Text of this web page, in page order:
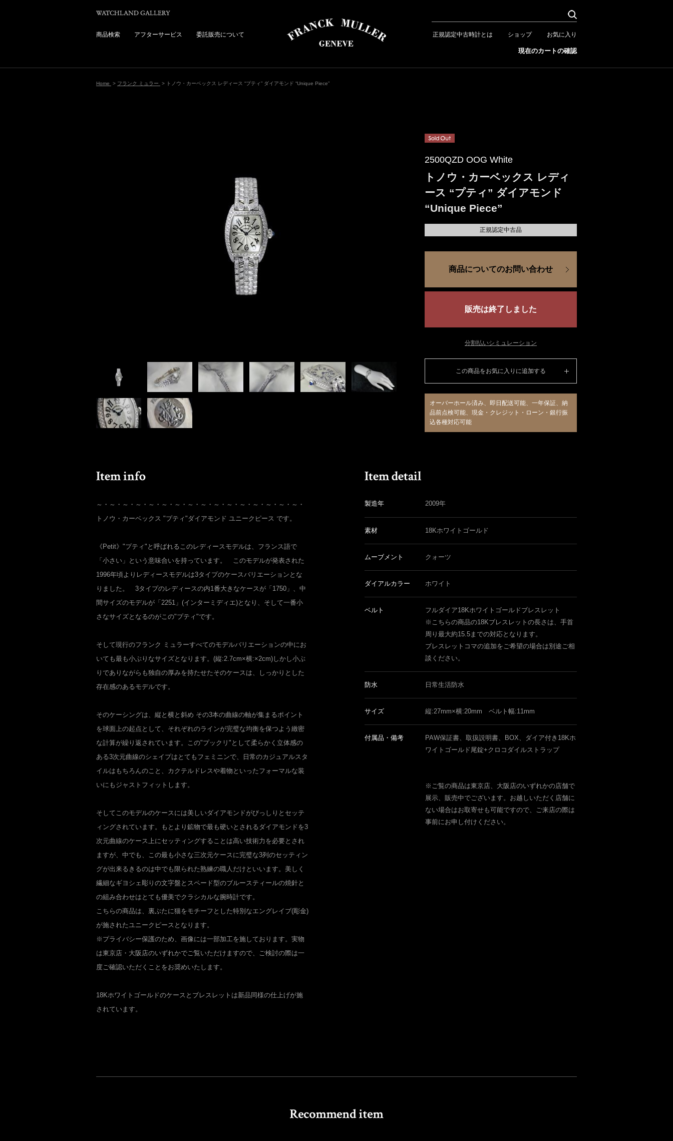
商品検索 アフターサービス 委託販売について 正規認定中古時計とは ショップ お気に入り
現在のカートの確認
Home > フランク ミュラー > トノウ・カーベックス レディース “プティ” ダイアモンド “Unique Piece”
2500QZD OOG White
トノウ・カーベックス レディ
ース “プティ” ダイアモンド
“Unique Piece”
正規認定中古品
商品についてのお問い合わせ
販売は終了しました
分割払いシミュレーション
この商品をお気に入りに追加する
オーバーホール済み、即日配送可能、一年保証、納
品前点検可能、現金・クレジット・ローン・銀行振
込各種対応可能
～・～・～・～・～・～・～・～・～・～・～・～・～・～・～・～・
トノウ・カーベックス "プティ"ダイアモンド ユニークピース です。
《Petit》"プティ"と呼ばれるこのレディースモデルは、フランス語で
「小さい」という意味合いを持っています。 このモデルが発表された
1996年頃よりレディースモデルは3タイプのケースバリエーションとな
りました。 3タイプのレディースの内1番大きなケースが「1750」、中
間サイズのモデルが「2251」(インターミディエ)となり、そして一番小
さなサイズとなるのがこの"プティ"です。
そして現行のフランク ミュラーすべてのモデルバリエーションの中にお
いても最も小ぶりなサイズとなります。(縦:2.7cm×横:×2cm)しかし小ぶ
りでありながらも独自の厚みを持たせたそのケースは、しっかりとした
存在感のあるモデルです。
そのケーシングは、縦と横と斜め その3本の曲線の軸が集まるポイント
を球面上の起点として、それぞれのラインが完璧な均衡を保つよう緻密
な計算が繰り返されています。この"プックリ"として柔らかく立体感の
ある3次元曲線のシェイプはとてもフェミニンで、日常のカジュアルスタ
イルはもちろんのこと、カクテルドレスや着物といったフォーマルな装
いにもジャストフィットします。
そしてこのモデルのケースには美しいダイアモンドがびっしりとセッテ
ィングされています。もとより鉱物で最も硬いとされるダイアモンドを3
次元曲線のケース上にセッティングすることは高い技術力を必要とされ
ますが、中でも、この最も小さな三次元ケースに完璧な3列のセッティン
グが出来るきるのは中でも限られた熟練の職人だけといいます。美しく
繊細なギヨシェ彫りの文字盤とスペード型のブルースティールの焼針と
の組み合わせはとても優美でクラシカルな腕時計です。
こちらの商品は、裏ぶたに猫をモチーフとした特別なエングレイブ(彫金)
が施されたユニークピースとなります。
※プライバシー保護のため、画像には一部加工を施しております。実物
は東京店・大阪店のいずれかでご覧いただけますので、ご検討の際は一
度ご確認いただくことをお奨めいたします。
18Kホワイトゴールドのケースとブレスレットは新品同様の仕上げが施
されています。
製造年 2009年
素材 18Kホワイトゴールド
ムーブメント クォーツ
ダイアルカラー ホワイト
ベルト
フルダイア18Kホワイトゴールドブレスレット
※こちらの商品の18Kブレスレットの長さは、手首
周り最大約15.5までの対応となります。
ブレスレットコマの追加をご希望の場合は別途ご相
談ください。
防水 日常生活防水
サイズ 縦:27mm×横:20mm ベルト幅:11mm
付属品・備考
PAW保証書、取扱説明書、BOX、ダイア付き18Kホ
ワイトゴールド尾錠+クロコダイルストラップ
※ご覧の商品は東京店、大阪店のいずれかの店舗で
展示、販売中でございます。お越しいただく店舗に
ない場合はお取寄せも可能ですので、ご来店の際は
事前にお申し付けください。